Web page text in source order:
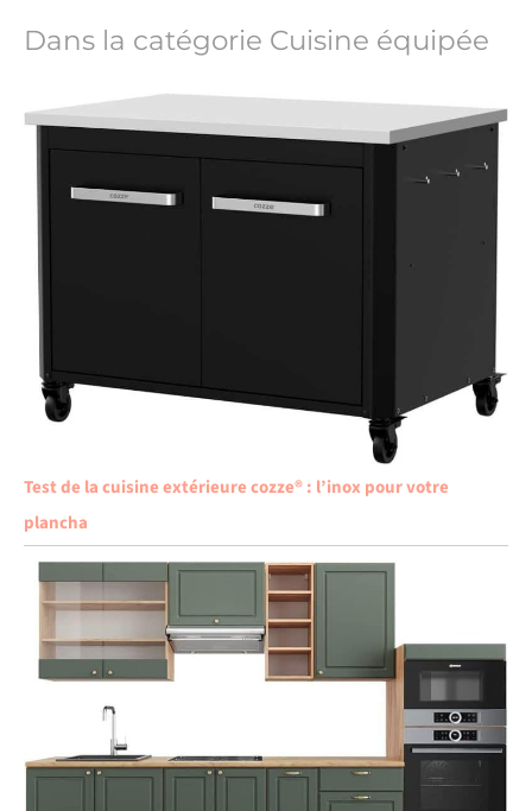
Dans la catégorie Cuisine équipée
Test de la cuisine extérieure cozze® : l’inox pour votre
plancha